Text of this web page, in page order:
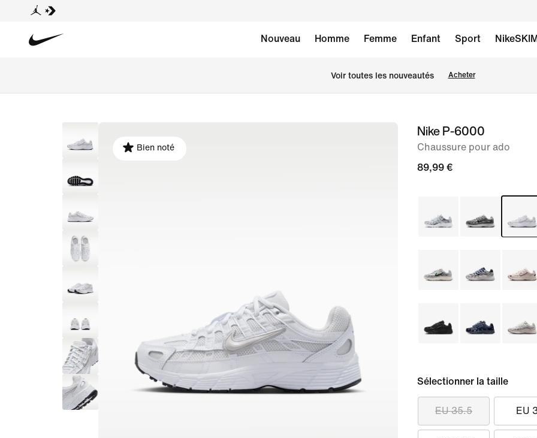
Nouveau Homme Femme Enfant Sport
Voir toutes les nouveautés Acheter
image 1
Bien noté
Nike P-6000
Chaussure pour ado
89,99 €
Sélectionner la taille
EU 35.5 EU